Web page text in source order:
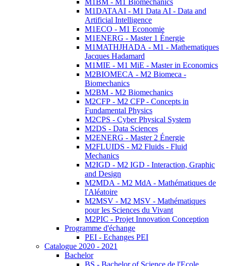
M1BM - M1 Biomechanics
M1DATAAI - M1 Data AI - Data and
Artificial Intelligence
M1ECO - M1 Economie
M1ENERG - Master 1 Énergie
M1MATHJHADA - M1 - Mathematiques
Jacques Hadamard
M1MIE - M1 MiE - Master in Economics
M2BIOMECA - M2 Biomeca -
Biomechanics
M2BM - M2 Biomechanics
M2CFP - M2 CFP - Concepts in
Fundamental Physics
M2CPS - Cyber Physical System
M2DS - Data Sciences
M2ENERG - Master 2 Énergie
M2FLUIDS - M2 Fluids - Fluid
Mechanics
M2IGD - M2 IGD - Interaction, Graphic
and Design
M2MDA - M2 MdA - Mathématiques de
l'Aléatoire
M2MSV - M2 MSV - Mathématiques
pour les Sciences du Vivant
M2PIC - Projet Innovation Conception
Programme d'échange
PEI - Echanges PEI
Catalogue 2020 - 2021
Bachelor
BS - Bachelor of Science de l'Ecole